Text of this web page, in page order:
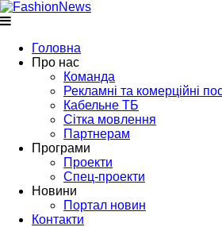
Головна
Про нас
Команда
Рекламні та комерційні
Кабельне ТБ
Сітка мовлення
Партнерам
Програми
Проекти
Спец-проекти
Новини
Портал новин
Контакти